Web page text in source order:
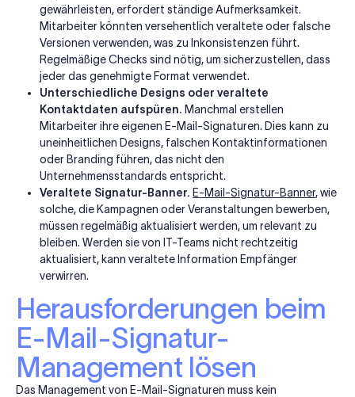
gewährleisten, erfordert ständige Aufmerksamkeit.
Mitarbeiter könnten versehentlich veraltete oder falsche
Versionen verwenden, was zu Inkonsistenzen führt.
Regelmäßige Checks sind nötig, um sicherzustellen, dass
jeder das genehmigte Format verwendet.
Unterschiedliche Designs oder veraltete
Kontaktdaten aufspüren. Manchmal erstellen
Mitarbeiter ihre eigenen E-Mail-Signaturen. Dies kann zu
uneinheitlichen Designs, falschen Kontaktinformationen
oder Branding führen, das nicht den
Unternehmensstandards entspricht.
Veraltete Signatur-Banner. E-Mail-Signatur-Banner, wie
solche, die Kampagnen oder Veranstaltungen bewerben,
müssen regelmäßig aktualisiert werden, um relevant zu
bleiben. Werden sie von IT-Teams nicht rechtzeitig
aktualisiert, kann veraltete Information Empfänger
verwirren.
Herausforderungen beim
E-Mail-Signatur-
Management lösen
Das Management von E-Mail-Signaturen muss kein